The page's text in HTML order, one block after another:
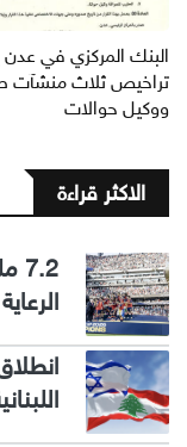
البنك المركزي في
تراخيص ثلاث منشآت
ووكيل حوالات
الاكثر قراءة